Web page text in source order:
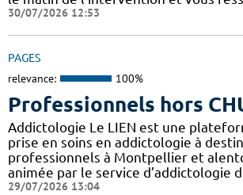
30/07/2026 12:53
PAGES
relevance: 100%
Professionnels hors
Addictologie Le LIEN est une
prise en soins en addictologie à
professionnels à Montpellier et
animée par le service d’addictologie
29/07/2026 13:04